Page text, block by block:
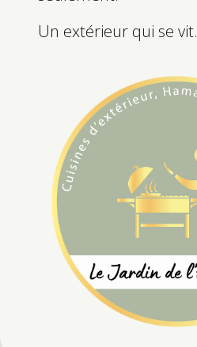
Un extérieur qui se vit.